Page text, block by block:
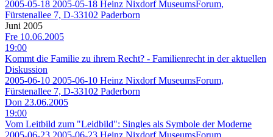
2005-05-18 2005-05-18 Heinz Nixdorf MuseumsForum,
Fürstenallee 7, D-33102 Paderborn
Juni 2005
Fre 10.06.2005
19:00
Kommt die Familie zu ihrem Recht? - Familienrecht in der aktuellen
Diskussion
2005-06-10 2005-06-10 Heinz Nixdorf MuseumsForum,
Fürstenallee 7, D-33102 Paderborn
Don 23.06.2005
19:00
Vom Leitbild zum "Leidbild": Singles als Symbole der Moderne
2005-06-23 2005-06-23 Heinz Nixdorf MuseumsForum,